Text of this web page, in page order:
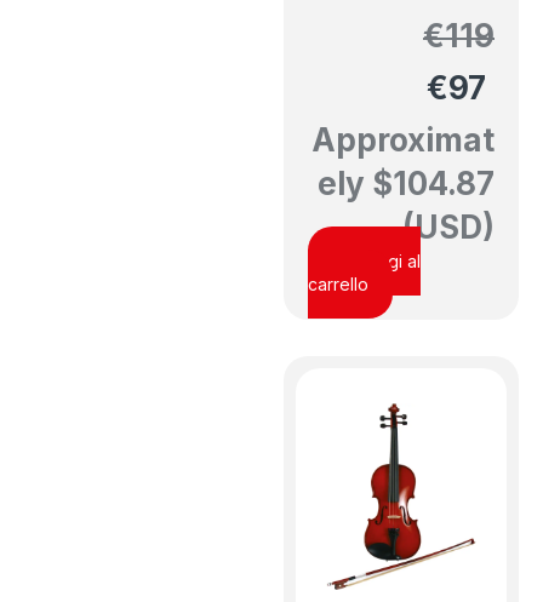
€119
€97
Approximat
ely $104.87
(USD)
Aggiungi al
carrello